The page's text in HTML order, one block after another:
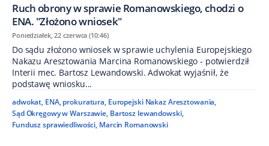
Ruch obrony w sprawie Romanowskiego, chodzi o
ENA. "Złożono wniosek"
Poniedziałek, 22 czerwca (10:46)
Do sądu złożono wniosek w sprawie uchylenia Europejskiego
Nakazu Aresztowania Marcina Romanowskiego - potwierdził
Interii mec. Bartosz Lewandowski. Adwokat wyjaśnił, że
podstawę wniosku...
adwokat, ENA, prokuratura, Europejski Nakaz Aresztowania,
Sąd Okręgowy w Warszawie, Bartosz lewandowski,
Fundusz sprawiedliwości, Marcin Romanowski